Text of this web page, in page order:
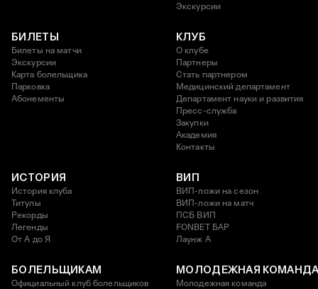
Экскурсии
БИЛЕТЫ
Билеты на матчи
Экскурсии
Карта болельщика
Парковка
Абонементы
КЛУБ
О клубе
Партнеры
Стать партнером
Медицинский департамент
Департамент науки и развития
Пресс-служба
Закупки
Академия
Контакты
ИСТОРИЯ
История клуба
Титулы
Рекорды
Легенды
От А до Я
ВИП
ВИП-ложи на сезон
ВИП-ложи на матч
ПСБ ВИП
FONBET БАР
Лаунж A
БОЛЕЛЬЩИКАМ
Официальный клуб болельщиков
МОЛОДЕЖНАЯ
Молодежная команда